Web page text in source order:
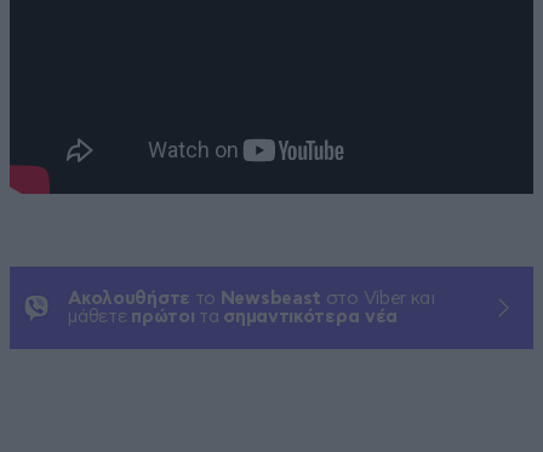
Ακολουθήστε το Newsbeast στο Viber και
μάθετε πρώτοι τα σημαντικότερα νέα